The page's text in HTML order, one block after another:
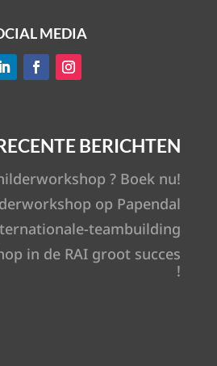
MEDIA
BERICHTEN
? Boek nu!
op Papendal
teambuilding
in de RAI groot succes
!